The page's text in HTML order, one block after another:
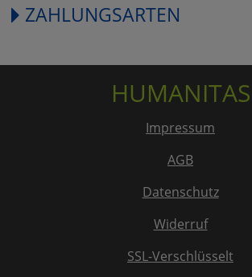
ZAHLUNGSARTEN
HUMANITAS
Impressum
AGB
Datenschutz
Widerruf
SSL-Verschlüsselt